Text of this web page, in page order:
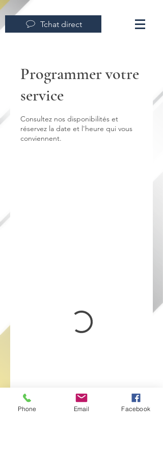
Tchat direct
Programmer votre
service
Consultez nos disponibilités et
réservez la date et l'heure qui vous
conviennent.
Phone Email Facebook